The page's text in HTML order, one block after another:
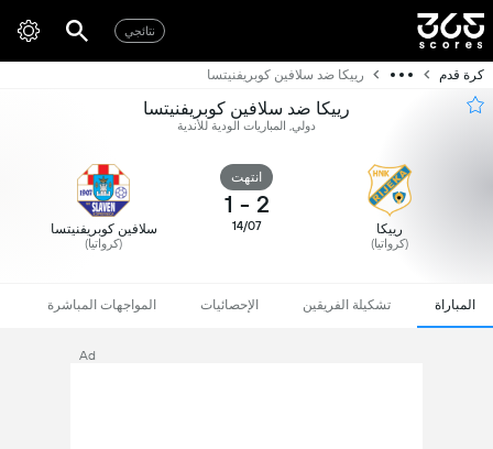
نتائجي
كرة قدم رييكا ضد سلافين كوبريفنيتسا
رييكا ضد سلافين كوبريفنيتسا
دولي, المباريات الودية للأندية
رييكا
(كرواتيا)
انتهت
2
-
1
14/07 سلافين كوبريفنيتسا
(كرواتيا)
المباراة تشكيلة الفريقين الإحصائيات المواجهات المباشرة
Ad